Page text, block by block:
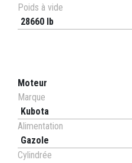
Poids à vide
28660 lb
Moteur
Marque
Kubota
Alimentation
Gazole
Cylindrée